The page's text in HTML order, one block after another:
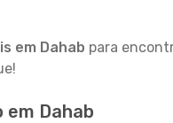
em Dahab para
Dahab